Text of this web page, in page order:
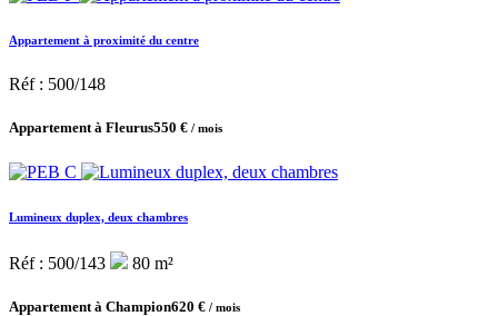
Appartement à proximité du centre
Réf : 500/148
Appartement à Fleurus550 € / mois
Lumineux duplex, deux chambres
Réf : 500/143 80 m²
Appartement à Champion620 € / mois